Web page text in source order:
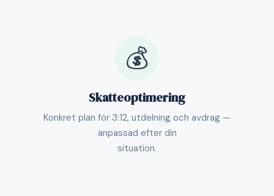
💰
Skatteoptimering
Konkret plan för 3:12, utdelning och avdrag —
anpassad efter din
situation.